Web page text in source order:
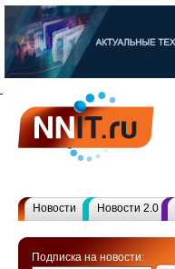
Новости Новости 2.0
Подписка на новости: